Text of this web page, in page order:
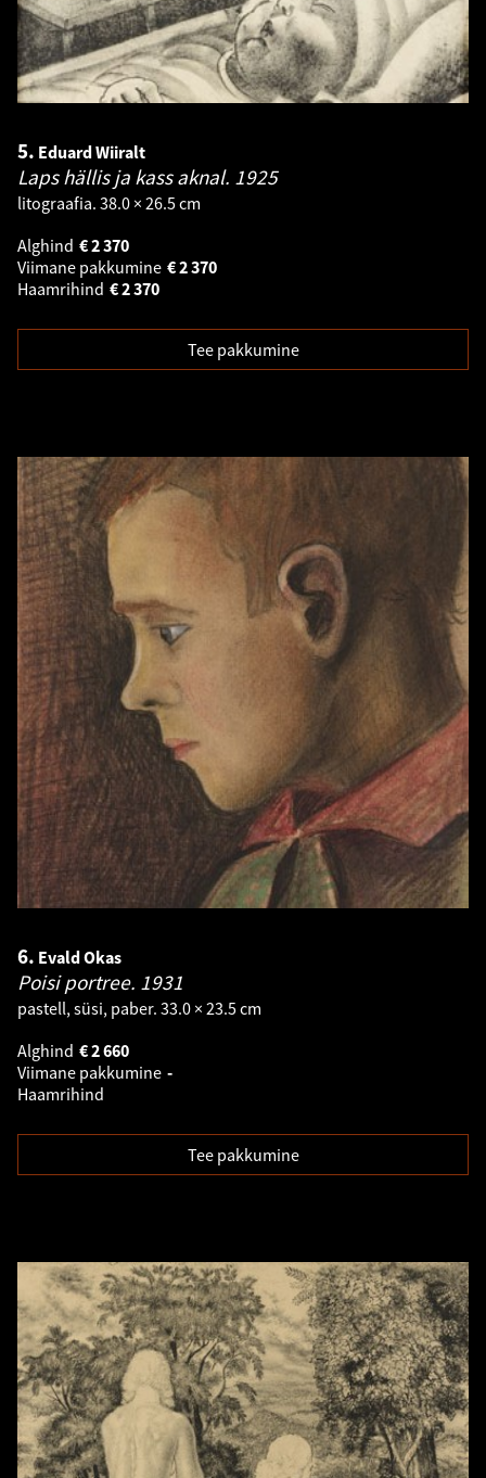
5. Eduard Wiiralt
Laps hällis ja kass aknal. 1925
litograafia. 38.0 × 26.5 cm
Alghind
2 370
€
Viimane pakkumine
2 370
€
Haamrihind
2 370
€
Tee pakkumine
6. Evald Okas
Poisi portree. 1931
pastell, süsi, paber. 33.0 × 23.5 cm
Alghind
2 660
€
Viimane pakkumine -
Haamrihind
Tee pakkumine